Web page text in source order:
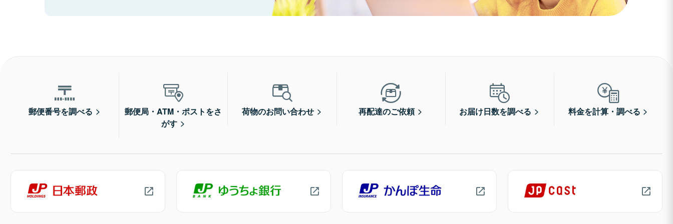
郵便番号を調べる
郵便局・ATM・ポストをさ
がす
荷物のお問い合わせ 再配達のご依頼 お届け日数を調べる 料金を計算・調べる